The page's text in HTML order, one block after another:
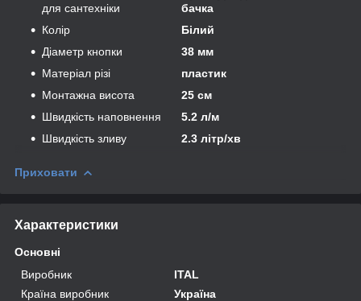
для сантехніки
бачка
Колір
Білий
Діаметр кнопки
38 мм
Матеріал різі
пластик
Монтажна висота
25 см
Швидкість наповнення
5.2 л/м
Швидкість зливу
2.3 літр/хв
Приховати
Характеристики
Основні
Виробник
ITAL
Країна виробник
Україна